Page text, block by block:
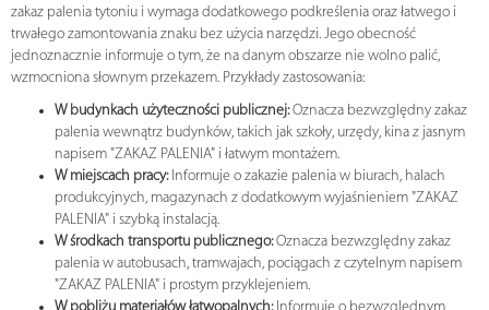
zakaz palenia tytoniu i wymaga dodatkowego podkreślenia oraz łatwego i
trwałego zamontowania znaku bez użycia narzędzi. Jego obecność
jednoznacznie informuje o tym, że na danym obszarze nie wolno palić,
wzmocniona słownym przekazem. Przykłady zastosowania:
W budynkach użyteczności publicznej:Oznacza bezwzględny zakaz
palenia wewnątrz budynków, takich jak szkoły, urzędy, kina z jasnym
napisem "ZAKAZ PALENIA" i łatwym montażem.
W miejscach pracy:Informuje o zakazie palenia w biurach, halach
produkcyjnych, magazynach z dodatkowym wyjaśnieniem "ZAKAZ
PALENIA" i szybką instalacją.
W środkach transportu publicznego:Oznacza bezwzględny zakaz
palenia w autobusach, tramwajach, pociągach z czytelnym napisem
"ZAKAZ PALENIA" i prostym przyklejeniem.